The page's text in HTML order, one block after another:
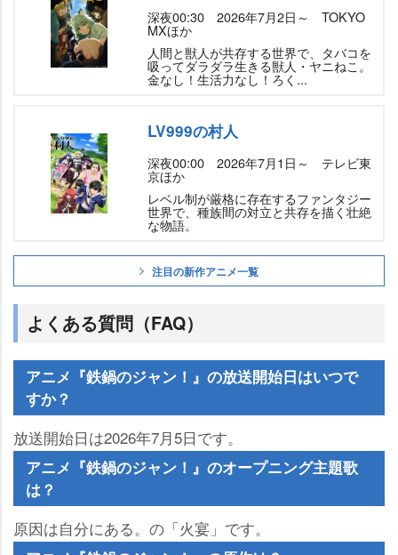
深夜00:30 2026年7月2日～ TOKYO
MXほか
人間と獣人が共存する世界で、タバコを
吸ってダラダラ生きる獣人・ヤニねこ。
金なし！生活力なし！ろく...
LV999の村人
深夜00:00 2026年7月1日～ テレビ東
京ほか
レベル制が厳格に存在するファンタジー
世界で、種族間の対立と共存を描く壮絶
な物語。
注目の新作アニメ一覧
よくある質問（FAQ）
アニメ『鉄鍋のジャン！』の放送開始日はいつで
すか？
放送開始日は2026年7月5日です。
アニメ『鉄鍋のジャン！』のオープニング主題歌
は？
原因は自分にある。の「火宴」です。